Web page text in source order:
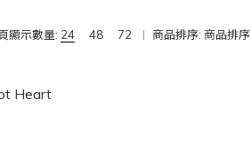
顯示數量: 24 48 72 商品排序: 商品排序